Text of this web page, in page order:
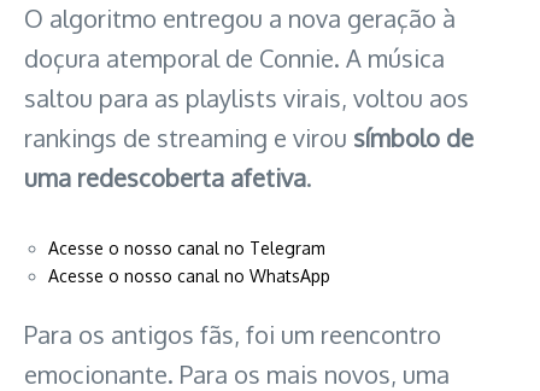
O algoritmo entregou a nova geração à
doçura atemporal de Connie. A música
saltou para as playlists virais, voltou aos
rankings de streaming e virou símbolo de
uma redescoberta afetiva.
Acesse o nosso canal no Telegram
Acesse o nosso canal no WhatsApp
Para os antigos fãs, foi um reencontro
emocionante. Para os mais novos, uma